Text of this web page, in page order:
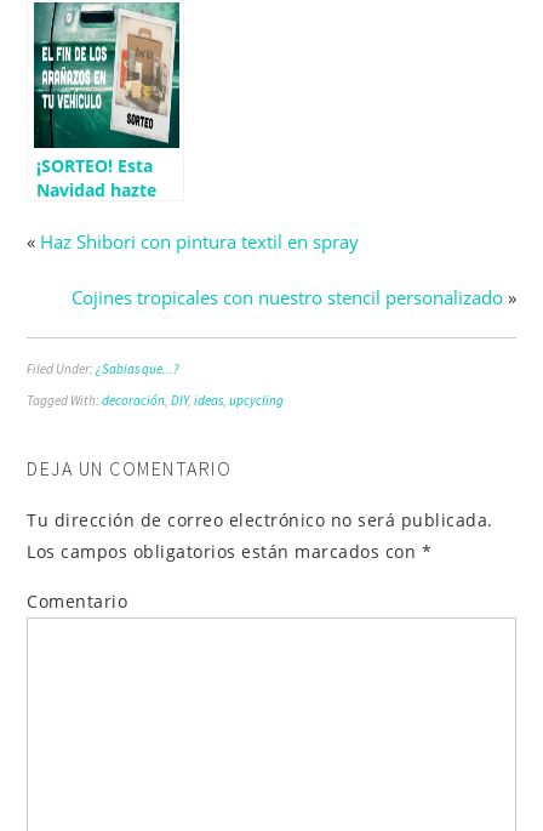
decoración
¡SORTEO! Esta
Navidad hazte
gratis
« Haz Shibori con pintura textil en spray
Cojines tropicales con nuestro stencil personalizado»
Filed Under:¿Sabias que...?
Tagged With:decoración,DIY,ideas,upcycling
DEJA UN COMENTARIO
Tu dirección de correo electrónico no será publicada.
Los campos obligatorios están marcados con *
Comentario